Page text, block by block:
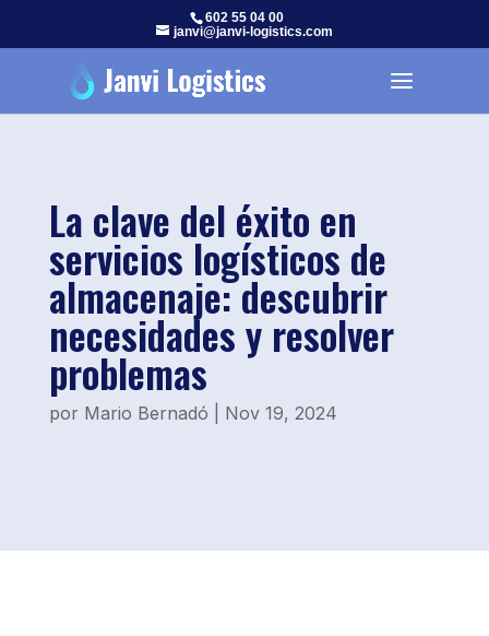
602 55 04 00
janvi@janvi-logistics.com
La clave del éxito en
servicios logísticos de
almacenaje: descubrir
necesidades y resolver
problemas
por Mario Bernadó Nov 19, 2024